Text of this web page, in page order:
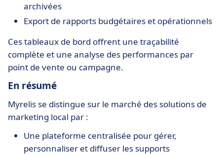
archivées
Export de rapports budgétaires et opérationnels
Ces tableaux de bord offrent une traçabilité
complète et une analyse des performances par
point de vente ou campagne.
En résumé
Myrelis se distingue sur le marché des solutions de
marketing local par :
Une plateforme centralisée pour gérer,
personnaliser et diffuser les supports